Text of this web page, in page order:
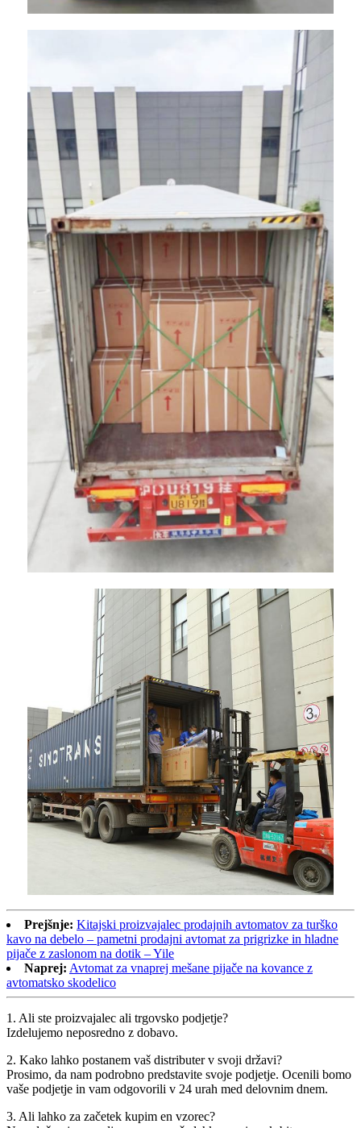
Prejšnje: Kitajski proizvajalec prodajnih avtomatov za turško
kavo na debelo – pametni prodajni avtomat za prigrizke in hladne
pijače z zaslonom na dotik – Yile
Naprej: Avtomat za vnaprej mešane pijače na kovance z
avtomatsko skodelico
1. Ali ste proizvajalec ali trgovsko podjetje?
Izdelujemo neposredno z dobavo.
2. Kako lahko postanem vaš distributer v svoji državi?
Prosimo, da nam podrobno predstavite svoje podjetje. Ocenili bomo
vaše podjetje in vam odgovorili v 24 urah med delovnim dnem.
3. Ali lahko za začetek kupim en vzorec?